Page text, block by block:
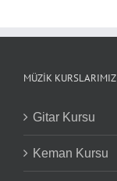
MÜZIK KURSLARIMIZ
Gitar Kursu
Keman Kursu